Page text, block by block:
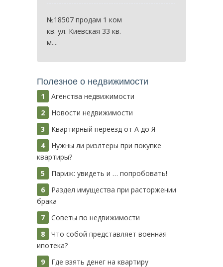
№18507 продам 1 ком
кв. ул. Киевская 33 кв.
м....
Полезное о недвижимости
Агенства недвижимости
Новости недвижимости
Квартирный переезд от А до Я
Нужны ли риэлтеры при покупке
квартиры?
Париж: увидеть и … попробовать!
Раздел имущества при расторжении
брака
Советы по недвижимости
Что собой представляет военная
ипотека?
Где взять денег на квартиру